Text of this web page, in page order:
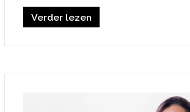
Verder lezen